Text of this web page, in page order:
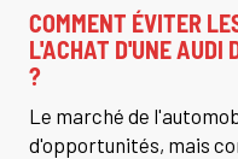
COMMENT ÉVITER
L'ACHAT D'UNE AUDI
?
Le marché de
d'opportunités, mais